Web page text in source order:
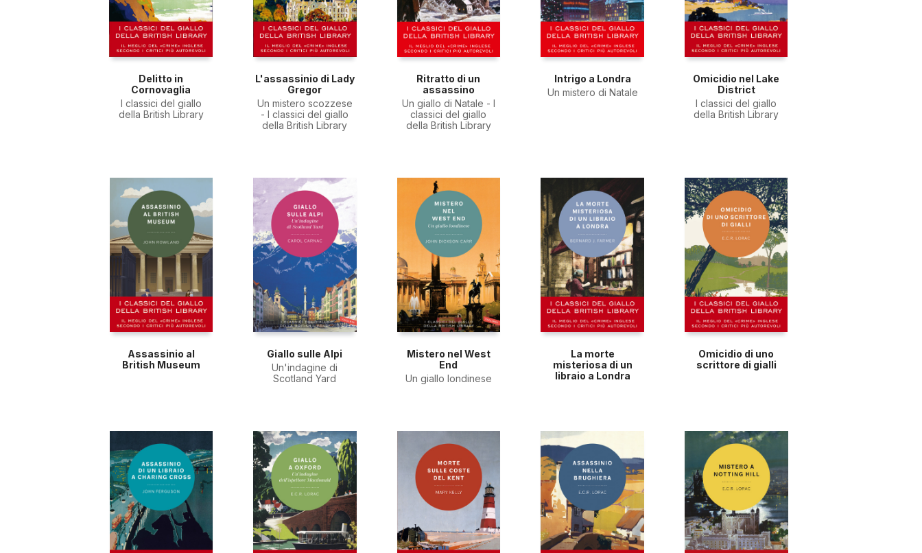
Delitto in
Cornovaglia
I classici del giallo
della British Library
L'assassinio di Lady
Gregor
Un mistero scozzese
- I classici del giallo
della British Library
Ritratto di un
assassino
Un giallo di Natale - I
classici del giallo
della British Library
Intrigo a Londra
Un mistero di Natale
Omicidio nel Lake
District
I classici del giallo
della British Library
Assassinio al
British Museum
Giallo sulle Alpi
Un'indagine di
Scotland Yard
Mistero nel West
End
Un giallo londinese
La morte
misteriosa di un
libraio a Londra
Omicidio di uno
scrittore di gialli